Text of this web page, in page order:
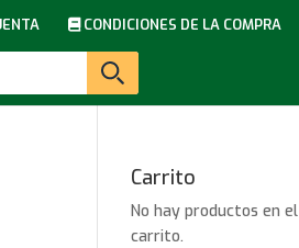
CONDICIONES DE LA COMPRA
Carrito
No hay productos en el
carrito.